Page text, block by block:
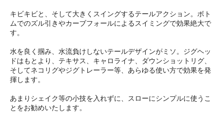
キビキビと、そして大きくスイングするテールアクション。ボト
ムでのズル引きやカーブフォールによるスイミングで効果絶大で
す。
水を良く掴み、水流負けしないテールデザインがミソ。ジグヘッ
ドはもとより、テキサス、キャロライナ、ダウンショットリグ、
そしてネコリグやジグトレーラー等、あらゆる使い方で効果を発
揮します。
あまりシェイク等の小技を入れずに、スローにシンプルに使うこ
とをお勧めいたします。